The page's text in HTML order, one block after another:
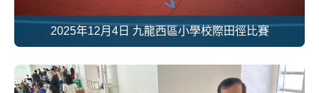
2025年12月4日 九龍西區小學校際田徑比賽